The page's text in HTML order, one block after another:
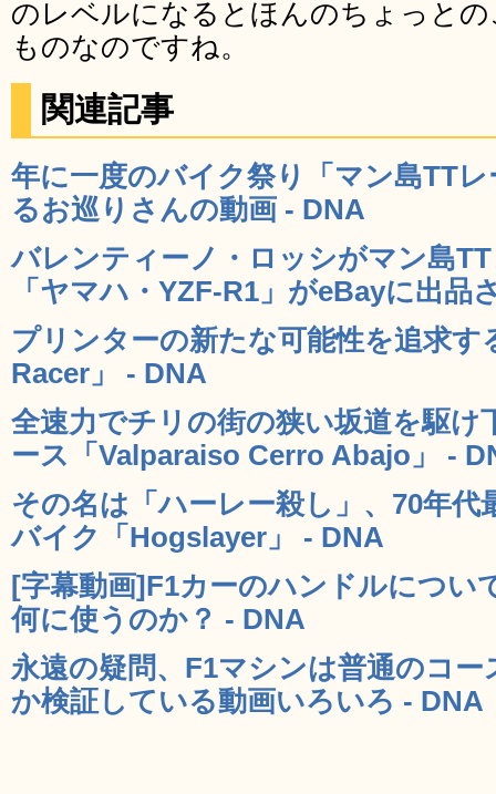
のレベルになるとほんのちょっと
ものなのですね。
関連記事
年に一度のバイク祭り「マン島TT
るお巡りさんの動画 - DNA
バレンティーノ・ロッシがマン島
「ヤマハ・YZF-R1」がeBayに出品
プリンターの新たな可能性を追求
Racer」 - DNA
全速力でチリの街の狭い坂道を駆け
ース「Valparaiso Cerro Abajo」 -
その名は「ハーレー殺し」、70年
バイク「Hogslayer」 - DNA
[字幕動画]F1カーのハンドルについ
何に使うのか？ - DNA
永遠の疑問、F1マシンは普通のコ
か検証している動画いろいろ - DNA